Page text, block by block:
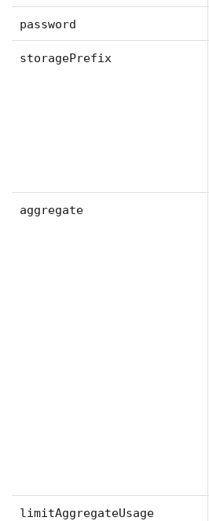
password
storagePrefix
aggregate
limitAggregateUsage